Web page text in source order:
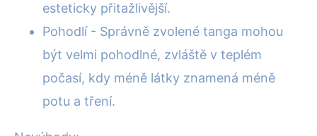
esteticky přitažlivější.
Pohodlí - Správně zvolené tanga mohou
být velmi pohodlné, zvláště v teplém
počasí, kdy méně látky znamená méně
potu a tření.